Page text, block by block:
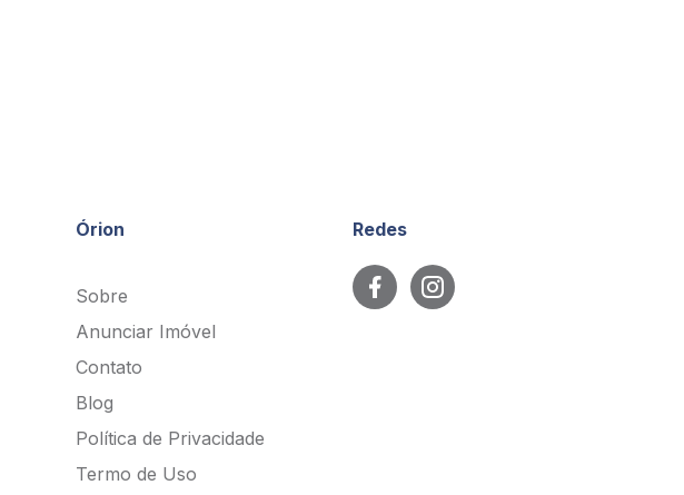
Órion
Sobre
Anunciar Imóvel
Contato
Blog
Política de Privacidade
Termo de Uso
Redes